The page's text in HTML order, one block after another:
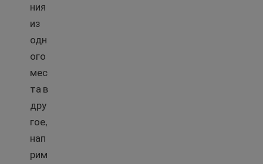
ния
из
одн
ого
мес
та в
дру
гое,
нап
рим